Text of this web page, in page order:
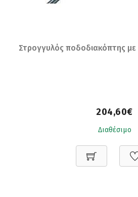
Στρογγυλός ποδοδιακόπτης με
204,60€
Διαθέσιμο